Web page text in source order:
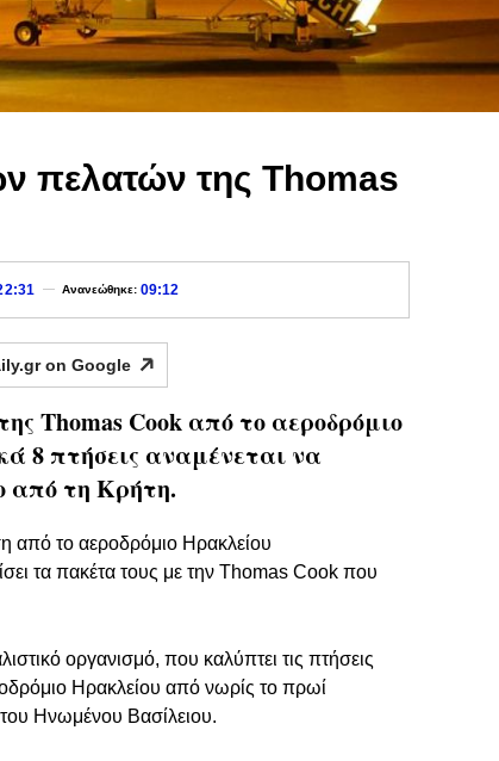
πελατών της Thomas
Ανανεώθηκε:09:12
on Google
Thomas Cook από το αεροδρόμιο
8 πτήσεις αναμένεται να
από τη Κρήτη.
το αεροδρόμιο Ηρακλείου
τα πακέτα τους με την Thomas Cook που
οργανισμό, που καλύπτει τις πτήσεις
Ηρακλείου από νωρίς το πρωί
του Ηνωμένου Βασίλειου.